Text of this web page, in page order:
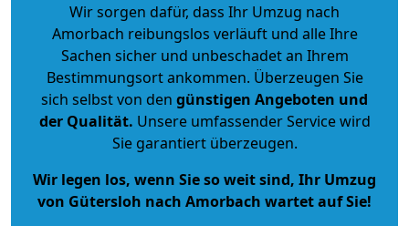
Wir sorgen dafür, dass Ihr Umzug nach
Amorbach reibungslos verläuft und alle Ihre
Sachen sicher und unbeschadet an Ihrem
Bestimmungsort ankommen. Überzeugen Sie
sich selbst von den günstigen Angeboten und
der Qualität. Unsere umfassender Service wird
Sie garantiert überzeugen.
Wir legen los, wenn Sie so weit sind, Ihr Umzug
von Gütersloh nach Amorbach wartet auf Sie!